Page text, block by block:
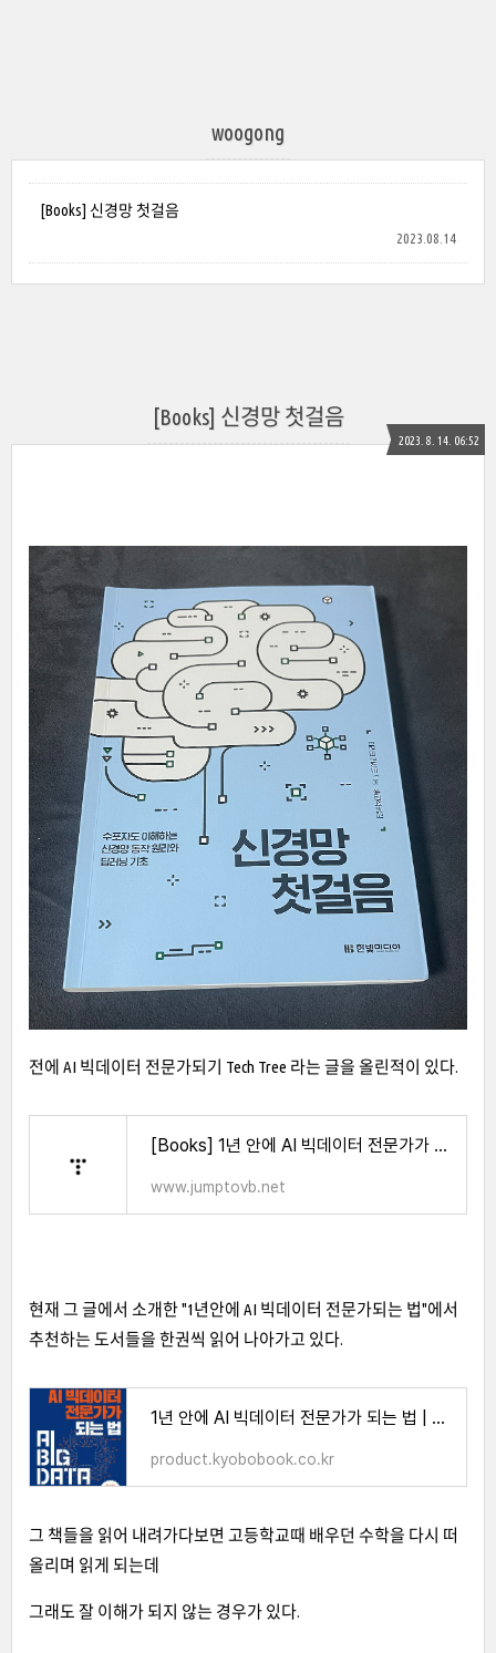
woogong
[Books] 신경망 첫걸음
2023.08.14
[Books] 신경망 첫걸음
2023. 8. 14. 06:52
전에 AI 빅데이터 전문가되기 Tech Tree 라는 글을 올린적이 있다.
[Books] 1년 안에 AI 빅데이터 전문가가 되는 법
www.jumptovb.net
현재 그 글에서 소개한 "1년안에 AI 빅데이터 전문가되는 법"에서
추천하는 도서들을 한권씩 읽어 나아가고 있다.
1년 안에 AI 빅데이터 전문가가 되는 법 | 서대호 - 교보문고
product.kyobobook.co.kr
그 책들을 읽어 내려가다보면 고등학교때 배우던 수학을 다시 떠
올리며 읽게 되는데
그래도 잘 이해가 되지 않는 경우가 있다.